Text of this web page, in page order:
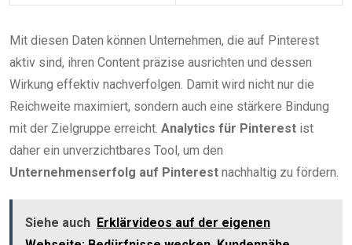
Mit diesen Daten können Unternehmen, die auf Pinterest
aktiv sind, ihren Content präzise ausrichten und dessen
Wirkung effektiv nachverfolgen. Damit wird nicht nur die
Reichweite maximiert, sondern auch eine stärkere Bindung
mit der Zielgruppe erreicht. Analytics für Pinterest ist
daher ein unverzichtbares Tool, um den
Unternehmenserfolg auf Pinterest nachhaltig zu fördern.
Siehe auch Erklärvideos auf der eigenen